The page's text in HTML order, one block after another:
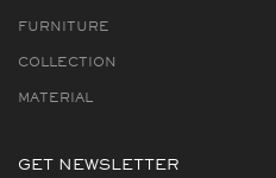
FURNITURE
COLLECTION
MATERIAL
GET NEWSLETTER